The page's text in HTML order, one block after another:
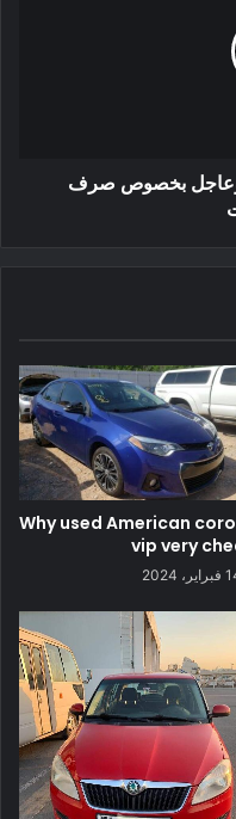
وعاجل بخصوص صرف
Why used American
vip very
2024